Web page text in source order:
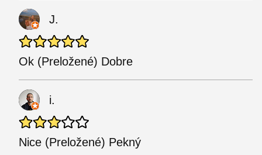
J.
Ok (Preložené) Dobre
i.
Nice (Preložené) Pekný